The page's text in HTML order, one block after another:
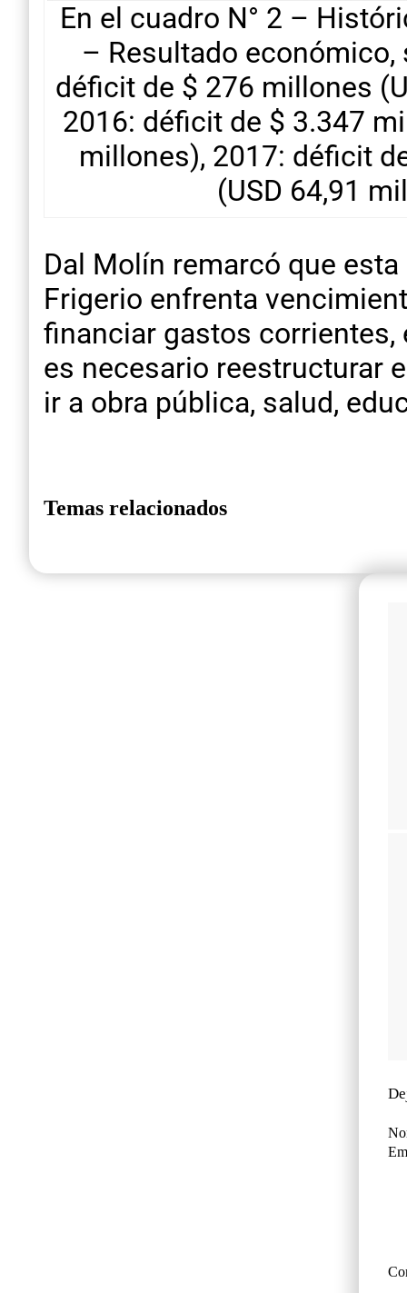
En el cuadro N° 2 –
– Resultado económico,
déficit de $ 276 millones
2016: déficit de $ 3.347
millones), 2017: déficit
(USD 64,91
Dal Molín remarcó que
Frigerio enfrenta
financiar gastos
es necesario reestructurar
ir a obra pública, salud,
Temas relacionados